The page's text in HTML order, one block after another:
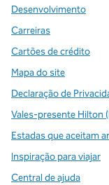
Desenvolvimento
Carreiras
Cartões de crédito
Mapa do site
Declaração de
Vales-presente Hilton
Estadas que aceitam
Inspiração para viajar
Central de ajuda